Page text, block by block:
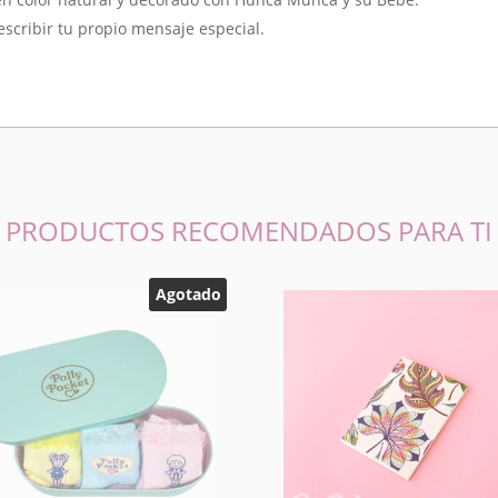
tu propio mensaje especial.
PRODUCTOS RECOMENDADOS PARA TI
Agotado